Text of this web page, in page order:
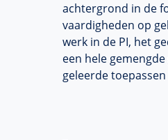
achtergrond in de
vaardigheden op
werk in de PI, het
een hele
geleerde toepassen